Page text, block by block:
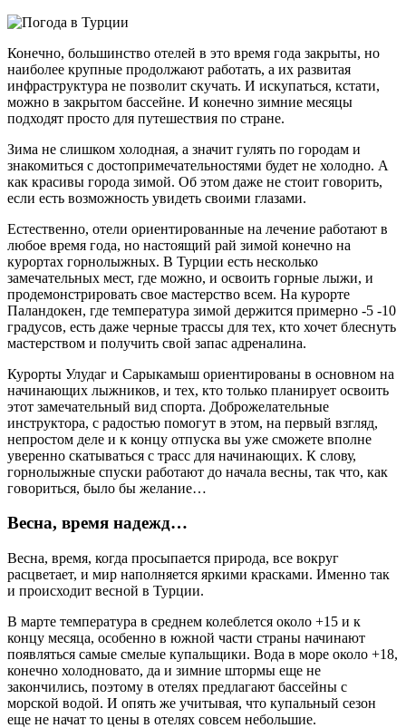
Конечно, большинство отелей в это время года закрыты, но
наиболее крупные продолжают работать, а их развитая
инфраструктура не позволит скучать. И искупаться, кстати,
можно в закрытом бассейне. И конечно зимние месяцы
подходят просто для путешествия по стране.
Зима не слишком холодная, а значит гулять по городам и
знакомиться с достопримечательностями будет не холодно. А
как красивы города зимой. Об этом даже не стоит говорить,
если есть возможность увидеть своими глазами.
Естественно, отели ориентированные на лечение работают в
любое время года, но настоящий рай зимой конечно на
курортах горнолыжных. В Турции есть несколько
замечательных мест, где можно, и освоить горные лыжи, и
продемонстрировать свое мастерство всем. На курорте
Паландокен, где температура зимой держится примерно -5 -10
градусов, есть даже черные трассы для тех, кто хочет блеснуть
мастерством и получить свой запас адреналина.
Курорты Улудаг и Сарыкамыш ориентированы в основном на
начинающих лыжников, и тех, кто только планирует освоить
этот замечательный вид спорта. Доброжелательные
инструктора, с радостью помогут в этом, на первый взгляд,
непростом деле и к концу отпуска вы уже сможете вполне
уверенно скатываться с трасс для начинающих. К слову,
горнолыжные спуски работают до начала весны, так что, как
говориться, было бы желание…
Весна, время надежд…
Весна, время, когда просыпается природа, все вокруг
расцветает, и мир наполняется яркими красками. Именно так
и происходит весной в Турции.
В марте температура в среднем колеблется около +15 и к
концу месяца, особенно в южной части страны начинают
появляться самые смелые купальщики. Вода в море около +18,
конечно холодновато, да и зимние штормы еще не
закончились, поэтому в отелях предлагают бассейны с
морской водой. И опять же учитывая, что купальный сезон
еще не начат то цены в отелях совсем небольшие.